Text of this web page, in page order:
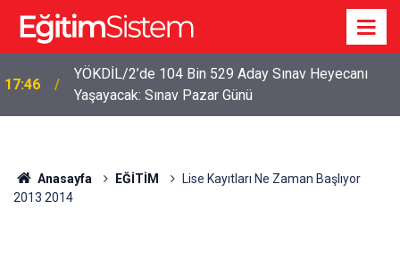
17:46
YÖKDİL/2’de 104 Bin 529 Aday Sınav Heyecanı
Yaşayacak: Sınav Pazar Günü
Anasayfa EĞİTİM
Lise Kayıtları Ne Zaman Başlıyor
2013 2014